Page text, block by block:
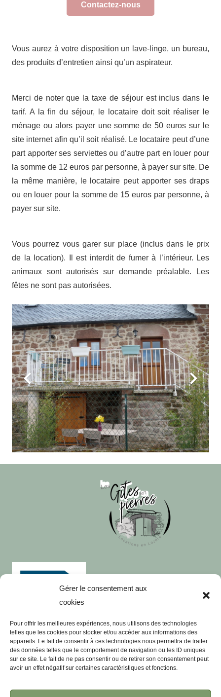
Gérer le consentement aux
cookies
Pour offrir les meilleures expériences, nous utilisons des technologies
telles que les cookies pour stocker et/ou accéder aux informations des
appareils. Le fait de consentir à ces technologies nous permettra de traiter
des données telles que le comportement de navigation ou les ID uniques
sur ce site. Le fait de ne pas consentir ou de retirer son consentement peut
avoir un effet négatif sur certaines caractéristiques et fonctions.
Contactez-nous
Vous aurez à votre disposition un lave-linge, un bureau,
des produits d’entretien ainsi qu’un aspirateur.
Merci de noter que la taxe de séjour est inclus dans le
tarif. A la fin du séjour, le locataire doit soit réaliser le
ménage ou alors payer une somme de 50 euros sur le
site internet afin qu’il soit réalisé. Le locataire peut d’une
part apporter ses serviettes ou d’autre part en louer pour
la somme de 12 euros par personne, à payer sur site. De
la même manière, le locataire peut apporter ses draps
ou en louer pour la somme de 15 euros par personne, à
payer sur site.
Vous pourrez vous garer sur place (inclus dans le prix
de la location). Il est interdit de fumer à l’intérieur. Les
animaux sont autorisés sur demande préalable. Les
fêtes ne sont pas autorisées.
Le Gite en Grés Rose
Le Gite en Granit
Visites Touristiques